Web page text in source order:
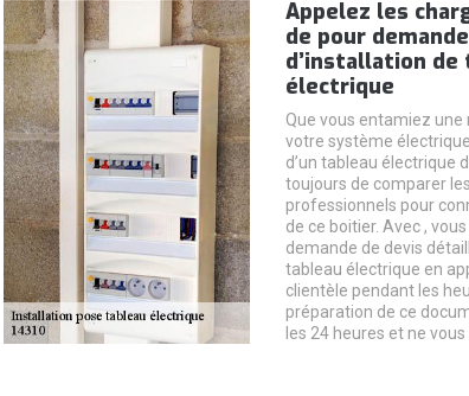
Appelez les
de pour
d’installation de
électrique
Que vous entamiez une
votre système
d’un tableau électrique
toujours de comparer
professionnels pour
de ce boitier. Avec ,
demande de devis
tableau électrique en
clientèle pendant les
préparation de ce
les 24 heures et ne